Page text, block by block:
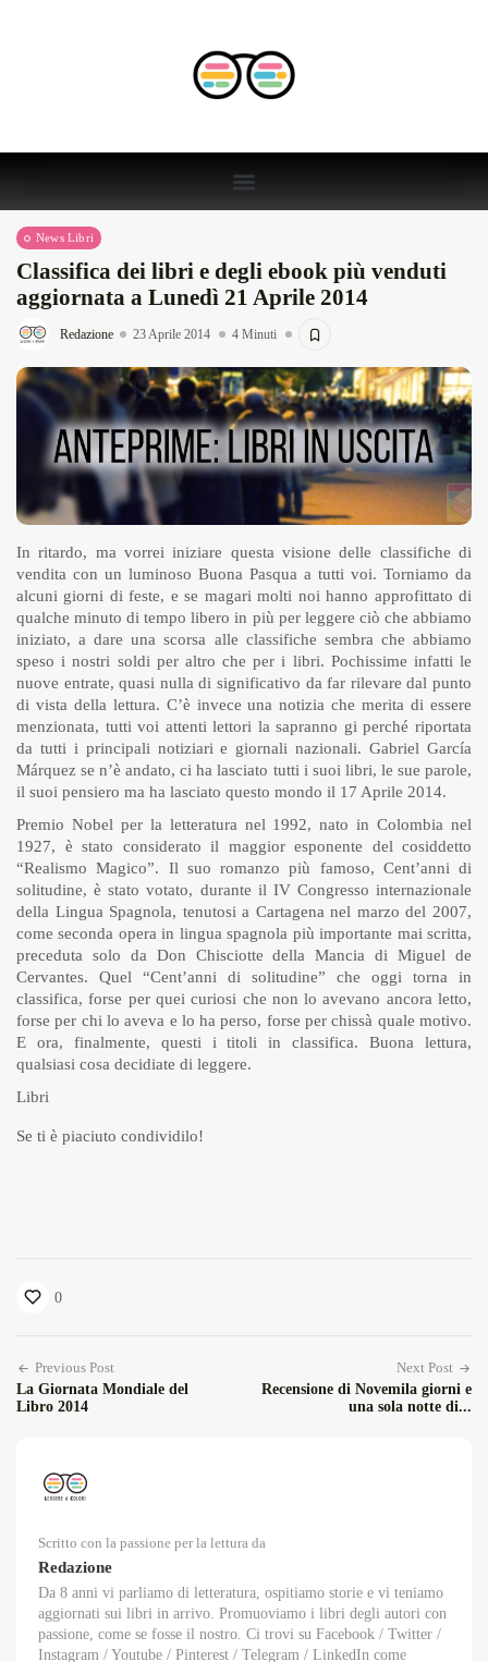
News Libri
Classifica dei libri e degli ebook più venduti
aggiornata a Lunedì 21 Aprile 2014
Redazione 23 Aprile 2014 4 Minuti
In ritardo, ma vorrei iniziare questa visione delle classifiche di
vendita con un luminoso Buona Pasqua a tutti voi. Torniamo da
alcuni giorni di feste, e se magari molti noi hanno approfittato di
qualche minuto di tempo libero in più per leggere ciò che abbiamo
iniziato, a dare una scorsa alle classifiche sembra che abbiamo
speso i nostri soldi per altro che per i libri. Pochissime infatti le
nuove entrate, quasi nulla di significativo da far rilevare dal punto
di vista della lettura. C’è invece una notizia che merita di essere
menzionata, tutti voi attenti lettori la sapranno gi perché riportata
da tutti i principali notiziari e giornali nazionali.Gabriel García
Márquez se n’è andato, ci ha lasciato tutti i suoi libri, le sue parole,
il suoi pensiero ma ha lasciato questo mondo il 17 Aprile 2014.
Premio Nobel per la letteratura nel 1992, nato in Colombia nel
1927, è stato considerato il maggior esponente del cosiddetto
“Realismo Magico”. Il suo romanzo più famoso, Cent’anni di
solitudine, è stato votato, durante il IV Congresso internazionale
della Lingua Spagnola, tenutosi a Cartagena nel marzo del 2007,
come seconda opera in lingua spagnola più importante mai scritta,
preceduta solo da Don Chisciotte della Mancia di Miguel de
Cervantes. Quel “Cent’anni di solitudine” che oggi torna in
classifica, forse per quei curiosi che non lo avevano ancora letto,
forse per chi lo aveva e lo ha perso, forse per chissà quale motivo.
E ora, finalmente, questi i titoli in classifica. Buona lettura,
qualsiasi cosa decidiate di leggere.
Libri
Se ti è piaciuto condividilo!
0
Previous Post
La Giornata Mondiale del
Libro 2014
Next Post
Recensione di Novemila giorni e
una sola notte di...
Scritto con la passione per la lettura da
Redazione
Da 8 anni vi parliamo di letteratura, ospitiamo storie e vi teniamo
aggiornati sui libri in arrivo. Promuoviamo i libri degli autori con
passione, come se fosse il nostro. Ci trovi su Facebook / Twitter /
Instagram / Youtube / Pinterest / Telegram / LinkedIn come